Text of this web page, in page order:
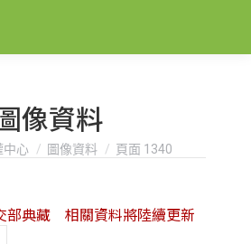
像資料
中心 圖像資料 頁面 1340
部典藏 相關資料將陸續更新